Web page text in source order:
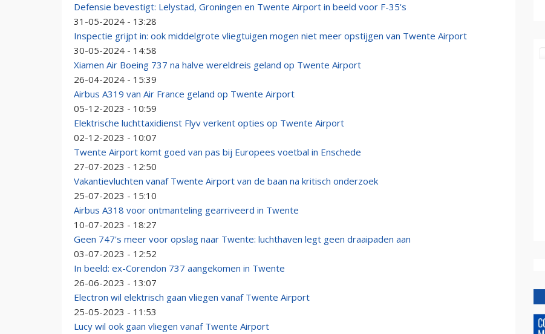
Defensie bevestigt: Lelystad, Groningen en Twente Airport in beeld voor F-35's
31-05-2024 - 13:28
Inspectie grijpt in: ook middelgrote vliegtuigen mogen niet meer opstijgen van Twente Airport
30-05-2024 - 14:58
Xiamen Air Boeing 737 na halve wereldreis geland op Twente Airport
26-04-2024 - 15:39
Airbus A319 van Air France geland op Twente Airport
05-12-2023 - 10:59
Elektrische luchttaxidienst Flyv verkent opties op Twente Airport
02-12-2023 - 10:07
Twente Airport komt goed van pas bij Europees voetbal in Enschede
27-07-2023 - 12:50
Vakantievluchten vanaf Twente Airport van de baan na kritisch onderzoek
25-07-2023 - 15:10
Airbus A318 voor ontmanteling gearriveerd in Twente
10-07-2023 - 18:27
Geen 747's meer voor opslag naar Twente: luchthaven legt geen draaipaden aan
03-07-2023 - 12:52
In beeld: ex-Corendon 737 aangekomen in Twente
26-06-2023 - 13:07
Electron wil elektrisch gaan vliegen vanaf Twente Airport
25-05-2023 - 11:53
Lucy wil ook gaan vliegen vanaf Twente Airport